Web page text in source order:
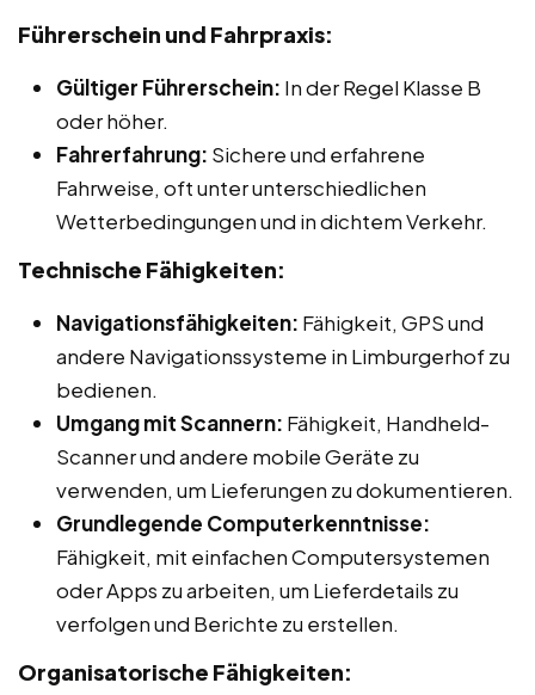
Führerschein und Fahrpraxis:
Gültiger Führerschein: In der Regel Klasse B
oder höher.
Fahrerfahrung: Sichere und erfahrene
Fahrweise, oft unter unterschiedlichen
Wetterbedingungen und in dichtem Verkehr.
Technische Fähigkeiten:
Navigationsfähigkeiten: Fähigkeit, GPS und
andere Navigationssysteme in Limburgerhof zu
bedienen.
Umgang mit Scannern: Fähigkeit, Handheld-
Scanner und andere mobile Geräte zu
verwenden, um Lieferungen zu dokumentieren.
Grundlegende Computerkenntnisse:
Fähigkeit, mit einfachen Computersystemen
oder Apps zu arbeiten, um Lieferdetails zu
verfolgen und Berichte zu erstellen.
Organisatorische Fähigkeiten: